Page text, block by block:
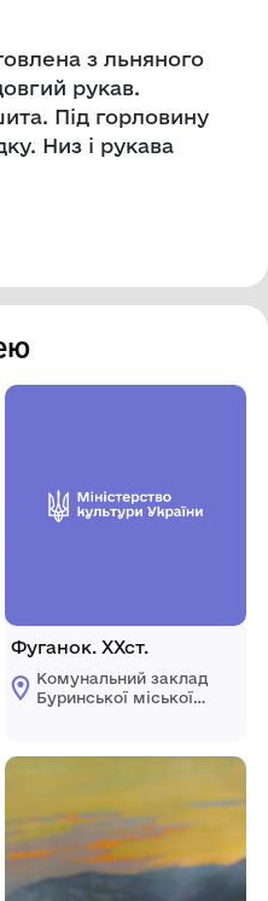
з льняного
рукав.
Під горловину
Низ і рукава
Фуганок. ХХст.
Комунальний заклад
Буринської міської
імені Павла Попова"